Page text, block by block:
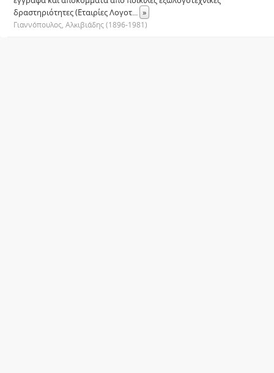
δραστηριότητες (Εταιρίες Λογοτ... »
Γιαννόπουλος, Αλκιβιάδης (1896-1981)